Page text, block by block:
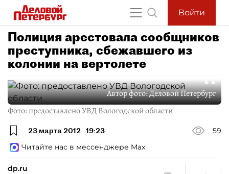
Войти
Полиция арестовала сообщников
преступника, сбежавшего из
колонии на вертолете
Автор фото:Деловой Петербург
Фото: предоставлено УВД Вологодской области
23 марта 2012 19:23
59
Читайте нас в мессенджере Max
dp.ru